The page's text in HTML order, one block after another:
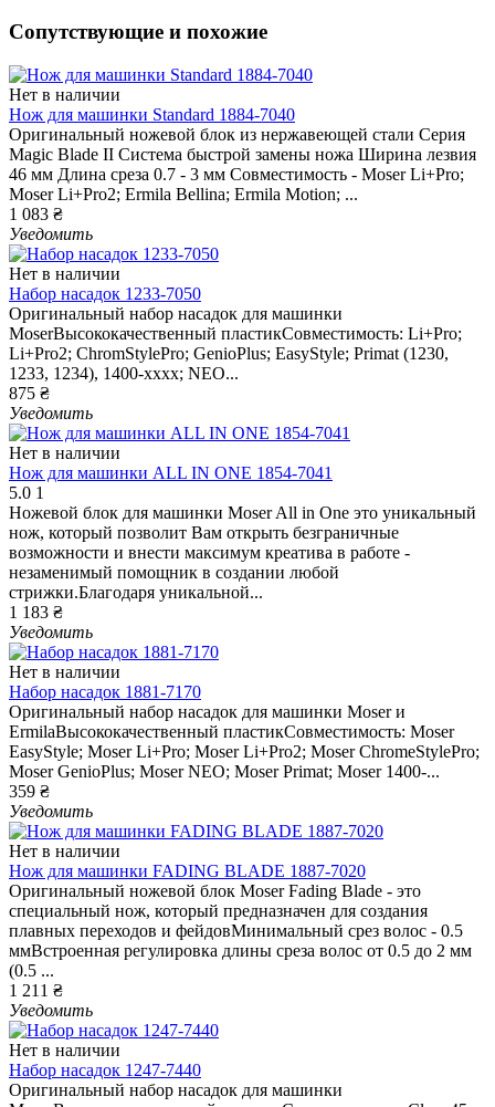
Сопутствующие и похожие
Нет в наличии
Нож для машинки Standard 1884-7040
Оригинальный ножевой блок из нержавеющей стали Серия
Magic Blade II Система быстрой замены ножа Ширина лезвия
46 мм Длина среза 0.7 - 3 мм Совместимость - Moser Li+Pro;
Moser Li+Pro2; Ermila Bellina; Ermila Motion; ...
1 083 ₴
Уведомить
Нет в наличии
Набор насадок 1233-7050
Оригинальный набор насадок для машинки
MoserВысококачественный пластикСовместимость: Li+Pro;
Li+Pro2; ChromStylePro; GenioPlus; EasyStyle; Primat (1230,
1233, 1234), 1400-xxxx; NEO...
875 ₴
Уведомить
Нет в наличии
Нож для машинки ALL IN ONE 1854-7041
5.0 1
Ножевой блок для машинки Moser All in One это уникальный
нож, который позволит Вам открыть безграничные
возможности и внести максимум креатива в работе -
незаменимый помощник в создании любой
стрижки.Благодаря уникальной...
1 183 ₴
Уведомить
Нет в наличии
Набор насадок 1881-7170
Оригинальный набор насадок для машинки Moser и
ErmilaВысококачественный пластикСовместимость: Moser
EasyStyle; Moser Li+Pro; Moser Li+Pro2; Moser ChromeStylePro;
Moser GenioPlus; Moser NEO; Moser Primat; Moser 1400-...
359 ₴
Уведомить
Нет в наличии
Нож для машинки FADING BLADE 1887-7020
Оригинальный ножевой блок Moser Fading Blade - это
специальный нож, который предназначен для создания
плавных переходов и фейдовМинимальный срез волос - 0.5
ммВстроенная регулировка длины среза волос от 0.5 до 2 мм
(0.5 ...
1 211 ₴
Уведомить
Нет в наличии
Набор насадок 1247-7440
Оригинальный набор насадок для машинки